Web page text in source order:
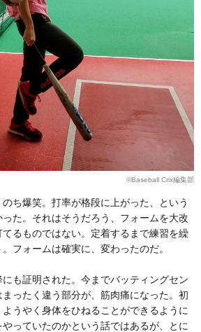
©Baseball Crix編集部
ち爆笑。打率が格段に上がった、という
た。それはそうだろう、フォームを大改
るものではない。定着するまで練習を繰
フォームは確実に、変わったのだ。
も証明された。今までバッティングセン
ったく違う部分が、筋肉痛になった。初
うやく身体をひねることができるように
っていたのかという話ではあるが、とに